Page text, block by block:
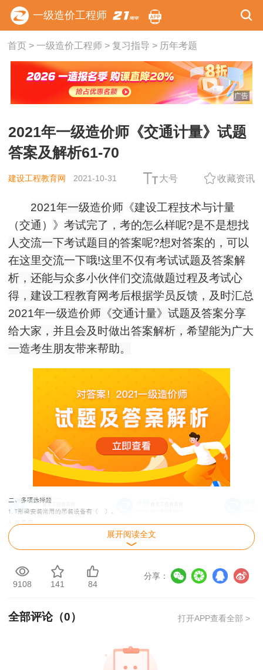
一级造价工程师
首页> 一级造价工程师> 复习指导 > 历年考题
广告
2021年一级造价师《交通计量》试题
答案及解析61-70
建设工程教育网 2021-10-31 大号 收藏资讯
2021年一级造价师《建设工程技术与计量
（交通）》考试完了，考的怎么样呢?是不是想找
人交流一下考试题目的答案呢?想对答案的，可以
在这里交流一下哦!这里不仅有考试试题及答案解
析，还能与众多小伙伴们交流做题过程及考试心
得，建设工程教育网考后根据学员反馈，及时汇总
2021年一级造价师《交通计量》试题及答案分享
给大家，并且会及时做出答案解析，希望能为广大
一造考生朋友带来帮助。
展开阅读全文
9108 141 84
分享：
全部评论（0） 打开APP查看全部 >